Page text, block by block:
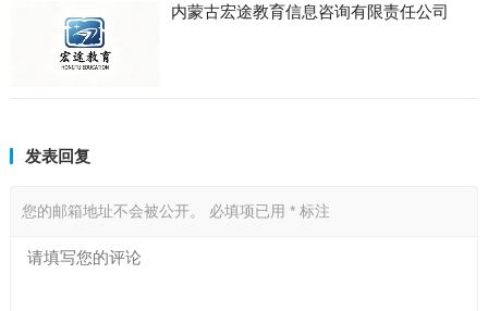
内蒙古宏途教育信息咨询有限责任公司
发表回复
您的邮箱地址不会被公开。 必填项已用 *标注